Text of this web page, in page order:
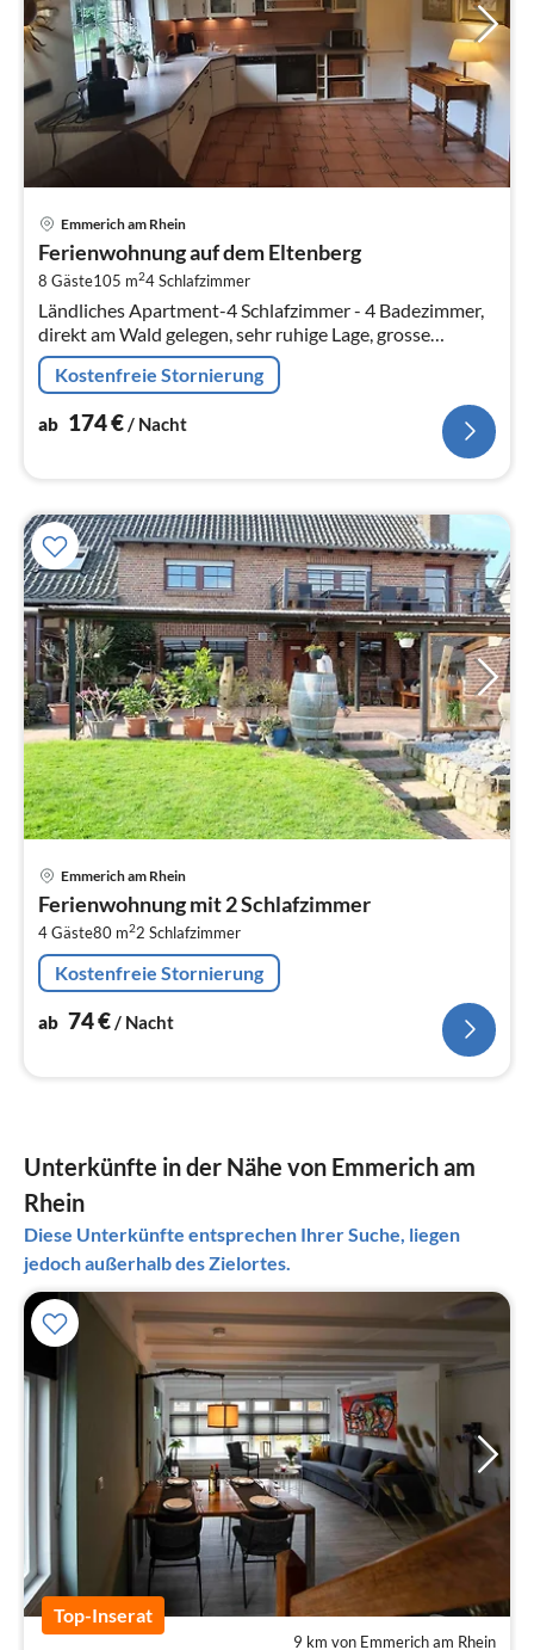
Emmerich am Rhein
Ferienwohnung auf dem Eltenberg
8 Gäste105 m24Schlafzimmer
Ländliches Apartment-4 Schlafzimmer - 4 Badezimmer,
direkt am Wald gelegen, sehr ruhige Lage, grosse
Terrasse mit Garten.
Kostenfreie Stornierung
ab 174€/ Nacht
Emmerich am Rhein
Ferienwohnung mit 2 Schlafzimmer
4 Gäste80 m22 Schlafzimmer
Kostenfreie Stornierung
ab 74€/ Nacht
Unterkünfte in der Nähe von Emmerich am
Rhein
Diese Unterkünfte entsprechen Ihrer Suche, liegen
jedoch außerhalb des Zielortes.
Top-Inserat
9 km von Emmerich am Rhein